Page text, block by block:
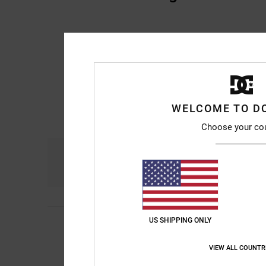
4.8
Remy
Original anzeigen -
WELCOME TO
Choose your
US SHIPPING ONLY
VIEW ALL